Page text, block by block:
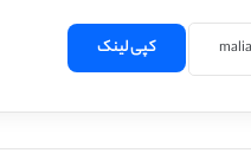
کپی لینک